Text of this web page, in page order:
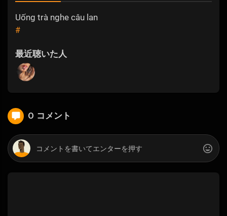
Uống trà nghe câu lan
#
最近聴いた人
0 コメント